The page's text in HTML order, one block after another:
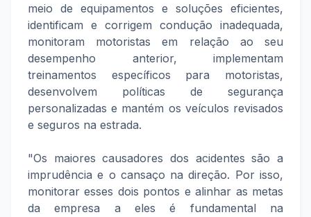
meio de equipamentos e soluções eficientes,
identificam e corrigem condução inadequada,
monitoram motoristas em relação ao seu
desempenho anterior, implementam
treinamentos específicos para motoristas,
desenvolvem políticas de segurança
personalizadas e mantém os veículos revisados
e seguros na estrada.
"Os maiores causadores dos acidentes são a
imprudência e o cansaço na direção. Por isso,
monitorar esses dois pontos e alinhar as metas
da empresa a eles é fundamental na